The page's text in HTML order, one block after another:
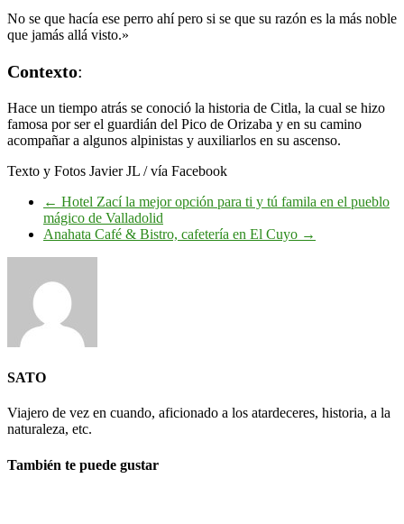
No se que hacía ese perro ahí pero si se que su razón es la más noble
que jamás allá visto.»
Contexto:
Hace un tiempo atrás se conoció la historia de Citla, la cual se hizo
famosa por ser el guardián del Pico de Orizaba y en su camino
acompañar a algunos alpinistas y auxiliarlos en su ascenso.
Texto y Fotos Javier JL / vía Facebook
← Hotel Zací la mejor opción para ti y tú famila en el pueblo
mágico de Valladolid
Anahata Café & Bistro, cafetería en El Cuyo →
SATO
Viajero de vez en cuando, aficionado a los atardeceres, historia, a la
naturaleza, etc.
También te puede gustar